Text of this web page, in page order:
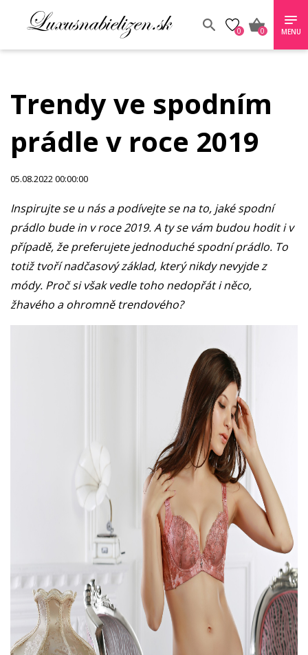
0 0 MENU
Trendy ve spodním
prádle v roce 2019
05.08.2022 00:00:00
Inspirujte se u nás a podívejte se na to, jaké spodní
prádlo bude in v roce 2019. A ty se vám budou hodit i v
případě, že preferujete jednoduché spodní prádlo. To
totiž tvoří nadčasový základ, který nikdy nevyjde z
módy. Proč si však vedle toho nedopřát i něco,
žhavého a ohromně trendového?